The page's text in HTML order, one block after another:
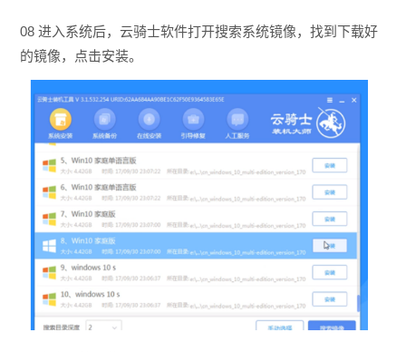
08 进入系统后，云骑士软件打开搜索系统镜像，找到下载好
的镜像，点击安装。